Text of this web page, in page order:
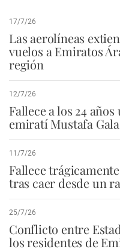
17/7/26
Las aerolíneas
vuelos a Emiratos
región
12/7/26
Fallece a los 24
emiratí Mustafa
11/7/26
Fallece
tras caer desde un
25/7/26
Conflicto entre
los residentes de